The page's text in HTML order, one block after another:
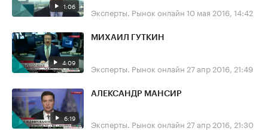
1:06 Эксперты. Рынок онлайн 10 мая 2016, 14:42
4:09
МИХАИЛ ГУТКИН
Эксперты. Рынок онлайн 27 апр 2016, 21:49
6:19
АЛЕКСАНДР МАНСИР
Эксперты. Рынок онлайн 27 апр 2016, 21:30